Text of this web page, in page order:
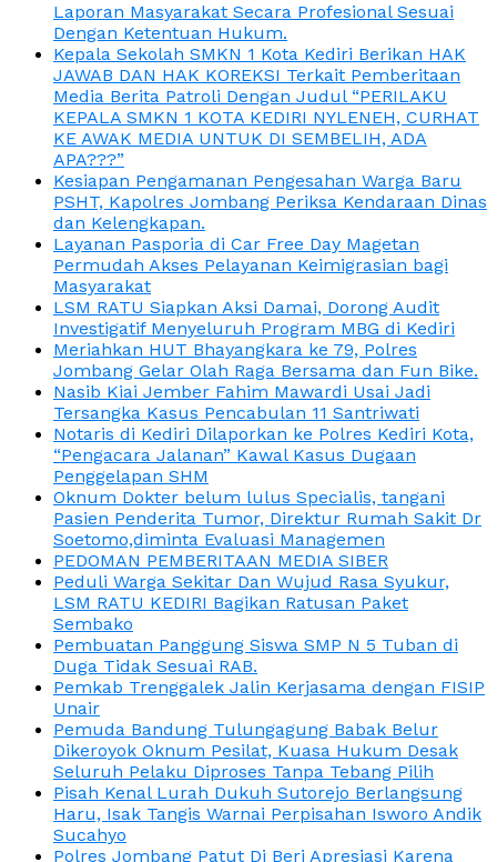
Laporan Masyarakat Secara Profesional Sesuai
Dengan Ketentuan Hukum.
Kepala Sekolah SMKN 1 Kota Kediri Berikan HAK
JAWAB DAN HAK KOREKSI Terkait Pemberitaan
Media Berita Patroli Dengan Judul “PERILAKU
KEPALA SMKN 1 KOTA KEDIRI NYLENEH, CURHAT
KE AWAK MEDIA UNTUK DI SEMBELIH, ADA
APA???”
Kesiapan Pengamanan Pengesahan Warga Baru
PSHT, Kapolres Jombang Periksa Kendaraan Dinas
dan Kelengkapan.
Layanan Pasporia di Car Free Day Magetan
Permudah Akses Pelayanan Keimigrasian bagi
Masyarakat
LSM RATU Siapkan Aksi Damai, Dorong Audit
Investigatif Menyeluruh Program MBG di Kediri
Meriahkan HUT Bhayangkara ke 79, Polres
Jombang Gelar Olah Raga Bersama dan Fun Bike.
Nasib Kiai Jember Fahim Mawardi Usai Jadi
Tersangka Kasus Pencabulan 11 Santriwati
Notaris di Kediri Dilaporkan ke Polres Kediri Kota,
“Pengacara Jalanan” Kawal Kasus Dugaan
Penggelapan SHM
Oknum Dokter belum lulus Specialis, tangani
Pasien Penderita Tumor, Direktur Rumah Sakit Dr
Soetomo,diminta Evaluasi Managemen
PEDOMAN PEMBERITAAN MEDIA SIBER
Peduli Warga Sekitar Dan Wujud Rasa Syukur,
LSM RATU KEDIRI Bagikan Ratusan Paket
Sembako
Pembuatan Panggung Siswa SMP N 5 Tuban di
Duga Tidak Sesuai RAB.
Pemkab Trenggalek Jalin Kerjasama dengan FISIP
Unair
Pemuda Bandung Tulungagung Babak Belur
Dikeroyok Oknum Pesilat, Kuasa Hukum Desak
Seluruh Pelaku Diproses Tanpa Tebang Pilih
Pisah Kenal Lurah Dukuh Sutorejo Berlangsung
Haru, Isak Tangis Warnai Perpisahan Isworo Andik
Sucahyo
Polres Jombang Patut Di Beri Apresiasi Karena